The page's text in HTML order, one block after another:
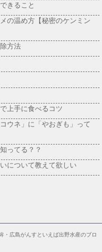
きること
の温め方【秘密のケンミン
方法
上手に食べるコツ
ウネ」に「やおぎも」って
ってる？？
について教えて欲しい
・広島がんすといえば出野水産のブロ